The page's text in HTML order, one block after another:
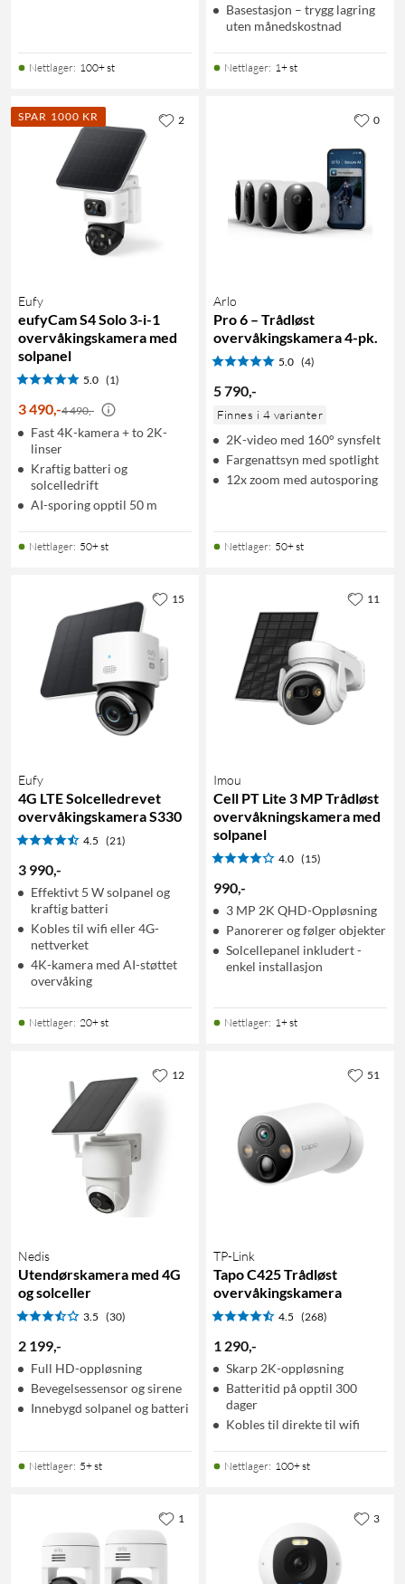
Nettlager: 100+ st
Basestasjon – trygg lagring
uten månedskostnad
Nettlager: 1+ st
SPAR 1000 KR
Eufy
eufyCam S4 Solo 3-i-1
overvåkingskamera med
solpanel
5.0 (1)
3 490,-4 490,-
Fast 4K-kamera + to 2K-
linser
Kraftig batteri og
solcelledrift
AI-sporing opptil 50 m
Nettlager: 50+ st
2
Arlo
Pro 6 – Trådløst
overvåkingskamera 4-pk.
5.0 (4)
5 790,-
Finnes i 4 varianter
2K-video med 160° synsfelt
Fargenattsyn med spotlight
12x zoom med autosporing
Nettlager: 50+ st
0
Eufy
4G LTE Solcelledrevet
overvåkingskamera S330
4.5 (21)
3 990,-
Effektivt 5 W solpanel og
kraftig batteri
Kobles til wifi eller 4G-
nettverket
4K-kamera med AI-støttet
overvåking
Nettlager: 20+ st
15
Imou
Cell PT Lite 3 MP Trådløst
overvåkningskamera med
solpanel
4.0 (15)
990,-
3 MP 2K QHD-Oppløsning
Panorerer og følger objekter
Solcellepanel inkludert -
enkel installasjon
Nettlager: 1+ st
11
Nedis
Utendørskamera med 4G
og solceller
3.5 (30)
2 199,-
Full HD-oppløsning
Bevegelsessensor og sirene
Innebygd solpanel og batteri
Nettlager: 5+ st
12
TP-Link
Tapo C425 Trådløst
overvåkingskamera
4.5 (268)
1 290,-
Skarp 2K-oppløsning
Batteritid på opptil 300
dager
Kobles til direkte til wifi
Nettlager: 100+ st
51
1 3